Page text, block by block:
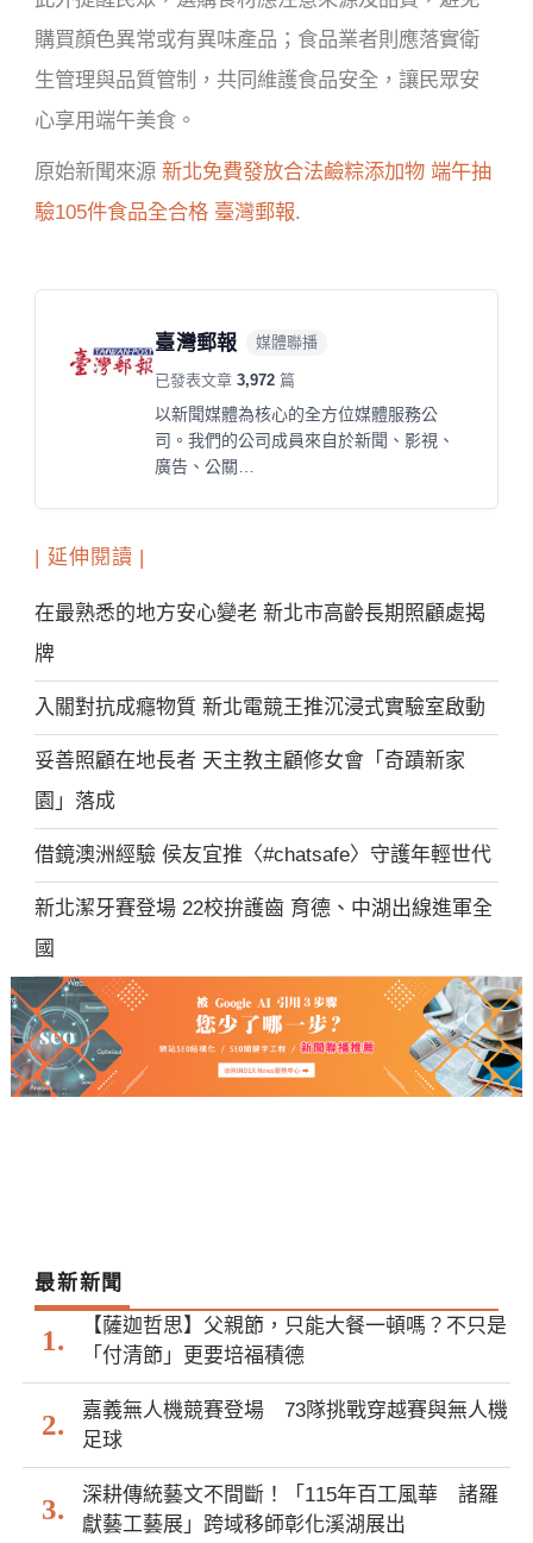
購買顏色異常或有異味產品；食品業者則應落實衛
生管理與品質管制，共同維護食品安全，讓民眾安
心享用端午美食。
原始新聞來源新北免費發放合法鹼粽添加物 端午抽
驗105件食品全合格 臺灣郵報.
臺灣郵報 媒體聯播
已發表文章3,972 篇
以新聞媒體為核心的全方位媒體服務公
司。我們的公司成員來自於新聞、影視、
廣告、公關…
| 延伸閱讀 |
在最熟悉的地方安心變老 新北市高齡長期照顧處揭
牌
入關對抗成癮物質 新北電競王推沉浸式實驗室啟動
妥善照顧在地長者 天主教主顧修女會「奇蹟新家
園」落成
借鏡澳洲經驗 侯友宜推〈#chatsafe〉守護年輕世代
新北潔牙賽登場 22校拚護齒 育德、中湖出線進軍全
國
最新新聞
【薩迦哲思】父親節，只能大餐一頓嗎？不只是
「付清節」更要培福積德
嘉義無人機競賽登場 73隊挑戰穿越賽與無人機
足球
深耕傳統藝文不間斷！「115年百工風華 諸羅
獻藝工藝展」跨域移師彰化溪湖展出